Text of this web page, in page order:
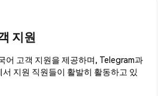
지원
어 고객 지원을 제공하며, Telegram과
지원 직원들이 활발히 활동하고 있